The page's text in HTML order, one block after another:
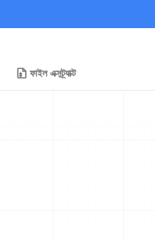
ফাইল এক্সট্র্যাক্ট